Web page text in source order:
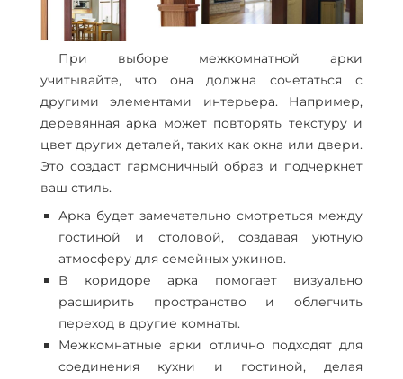
При выборе межкомнатной арки
учитывайте, что она должна сочетаться с
другими элементами интерьера. Например,
деревянная арка может повторять текстуру и
цвет других деталей, таких как окна или двери.
Это создаст гармоничный образ и подчеркнет
ваш стиль.
Арка будет замечательно смотреться между
гостиной и столовой, создавая уютную
атмосферу для семейных ужинов.
В коридоре арка помогает визуально
расширить пространство и облегчить
переход в другие комнаты.
Межкомнатные арки отлично подходят для
соединения кухни и гостиной, делая